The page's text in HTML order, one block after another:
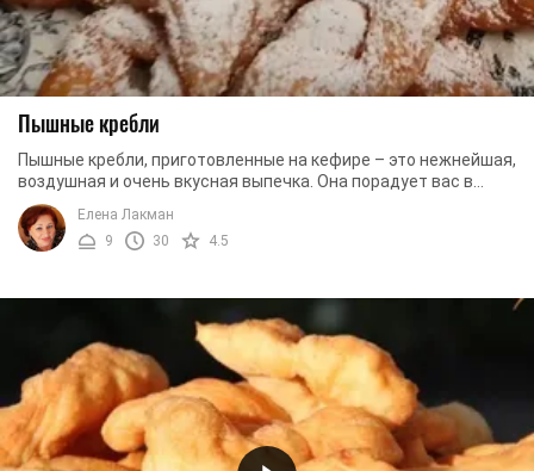
Пышные кребли
Пышные кребли, приготовленные на кефире – это нежнейшая,
воздушная и очень вкусная выпечка. Она порадует вас в
теплое летнее утро и поднимет ...
Елена Лакман
9
30 4.5